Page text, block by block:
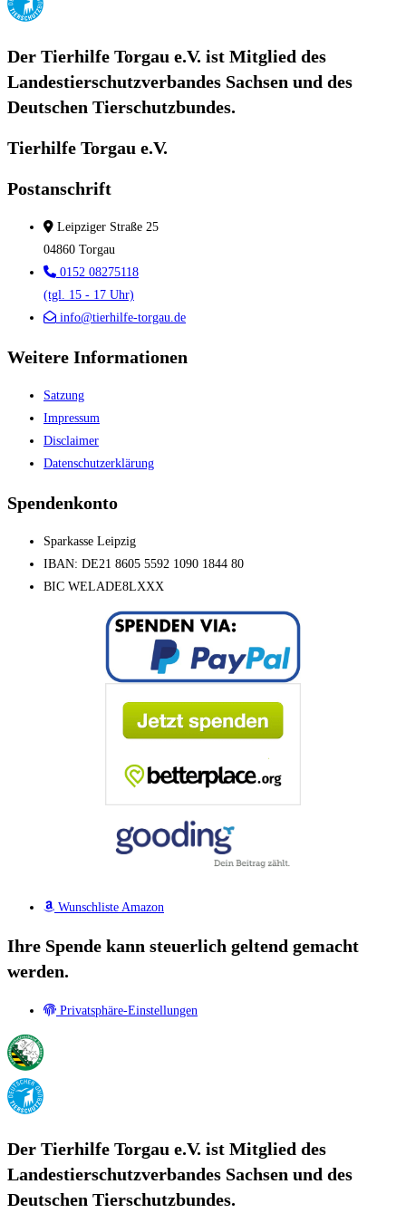
Der Tierhilfe Torgau e.V. ist Mitglied des
Landestierschutzverbandes Sachsen und des
Deutschen Tierschutzbundes.
Tierhilfe Torgau e.V.
Postanschrift
Leipziger Straße 25
04860 Torgau
0152 08275118
(tgl. 15 - 17 Uhr)
info@tierhilfe-torgau.de
Weitere Informationen
Satzung
Impressum
Disclaimer
Datenschutzerklärung
Spendenkonto
Sparkasse Leipzig
IBAN: DE21 8605 5592 1090 1844 80
BIC WELADE8LXXX
Wunschliste Amazon
Ihre Spende kann steuerlich geltend gemacht
werden.
Privatsphäre-Einstellungen
Der Tierhilfe Torgau e.V. ist Mitglied des
Landestierschutzverbandes Sachsen und des
Deutschen Tierschutzbundes.